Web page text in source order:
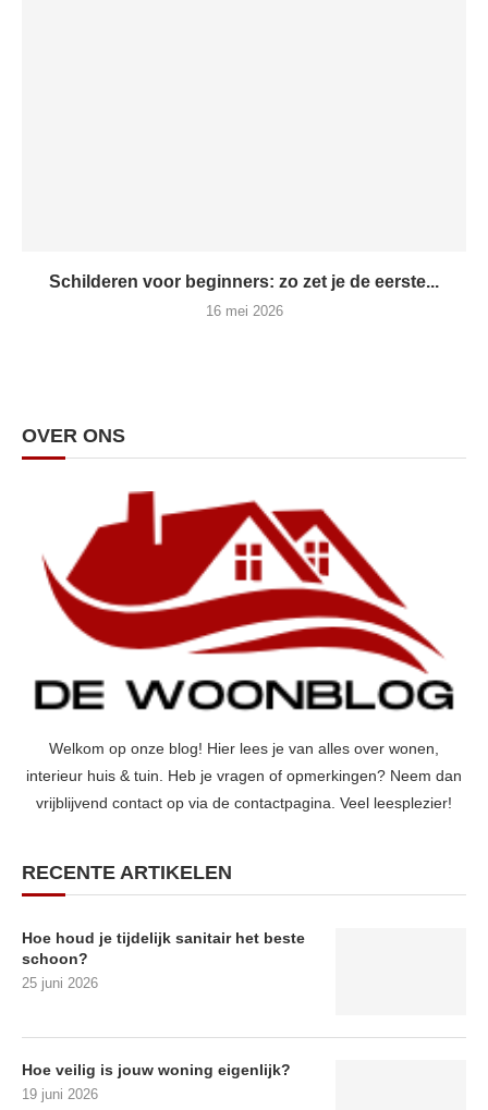
Schilderen voor beginners: zo zet je de eerste...
16 mei 2026
OVER ONS
Welkom op onze blog! Hier lees je van alles over wonen,
interieur huis & tuin. Heb je vragen of opmerkingen? Neem dan
vrijblijvend contact op via de contactpagina. Veel leesplezier!
RECENTE ARTIKELEN
Hoe houd je tijdelijk sanitair het beste
schoon?
25 juni 2026
Hoe veilig is jouw woning eigenlijk?
19 juni 2026